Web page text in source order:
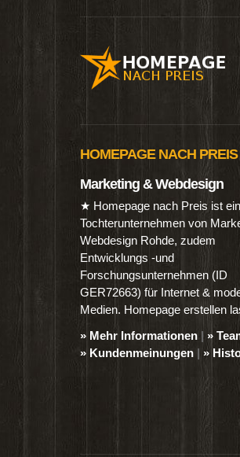
Produkten wie Ebooks & DVDs.…
HOMEPAGE NACH PREIS
Marketing & Webdesign
★ Homepage nach Preis ist ein
Tochterunternehmen von
Webdesign Rohde, zudem
Entwicklungs -und
Forschungsunternehmen (ID
GER72663) für Internet &
Medien. Homepage erstellen
» Mehr Informationen | »
» Kundenmeinungen | »